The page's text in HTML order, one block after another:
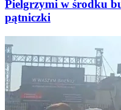
Pielgrzymi w środku
pątniczki